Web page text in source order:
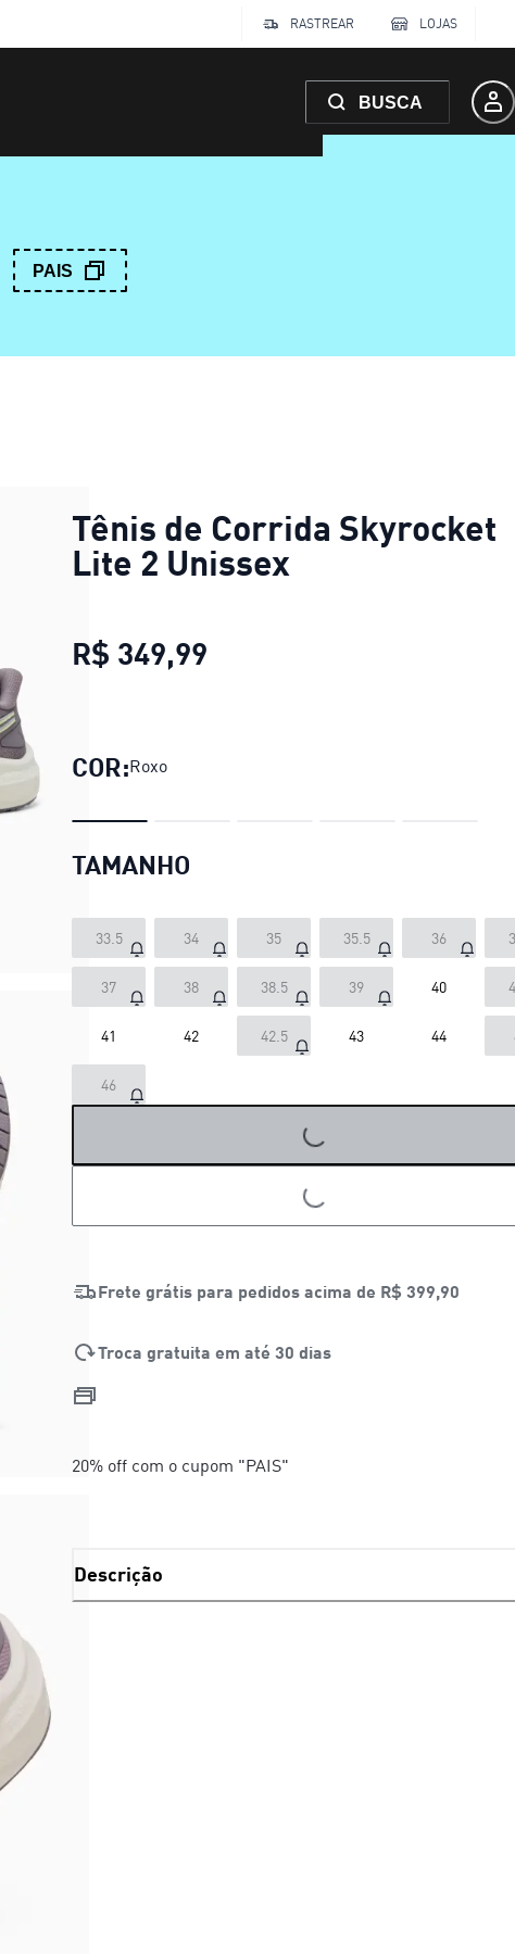
RASTREAR LOJAS
BUSCA
PAIS
Tênis de Corrida Skyrocket
Lite 2 Unissex
R$ 349,99
COR:Roxo
TAMANHO
33.5 34 35 35.5 36
37 38 38.5 39 40
41 42 42.5 43 44
46
LOADING...
LOADING...
Frete grátis para pedidos acima de R$ 399,90
Troca gratuita em até 30 dias
20% off com o cupom "PAIS"
Descrição